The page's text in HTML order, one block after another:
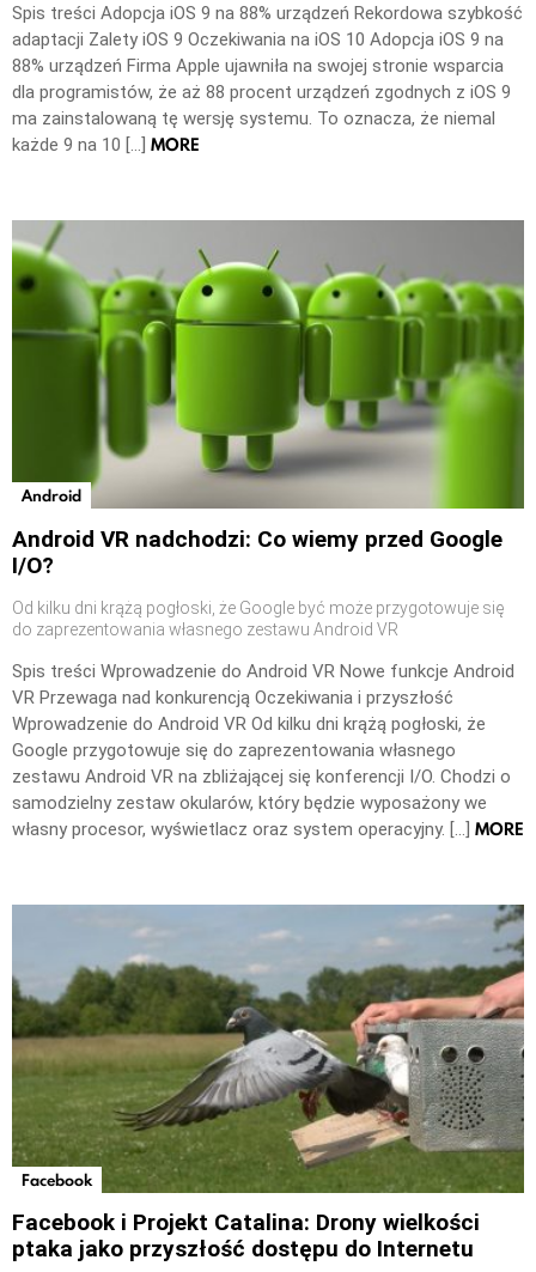
Spis treści Adopcja iOS 9 na 88% urządzeń Rekordowa szybkość
adaptacji Zalety iOS 9 Oczekiwania na iOS 10 Adopcja iOS 9 na
88% urządzeń Firma Apple ujawniła na swojej stronie wsparcia
dla programistów, że aż 88 procent urządzeń zgodnych z iOS 9
ma zainstalowaną tę wersję systemu. To oznacza, że niemal
każde 9 na 10 […] MORE
Android
Android VR nadchodzi: Co wiemy przed Google
I/O?
Od kilku dni krążą pogłoski, że Google być może przygotowuje się
do zaprezentowania własnego zestawu Android VR
Spis treści Wprowadzenie do Android VR Nowe funkcje Android
VR Przewaga nad konkurencją Oczekiwania i przyszłość
Wprowadzenie do Android VR Od kilku dni krążą pogłoski, że
Google przygotowuje się do zaprezentowania własnego
zestawu Android VR na zbliżającej się konferencji I/O. Chodzi o
samodzielny zestaw okularów, który będzie wyposażony we
własny procesor, wyświetlacz oraz system operacyjny. […] MORE
Facebook
Facebook i Projekt Catalina: Drony wielkości
ptaka jako przyszłość dostępu do Internetu